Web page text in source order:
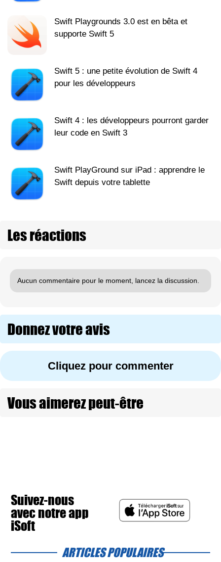
Swift Playgrounds 3.0 est en bêta et
supporte Swift 5
Swift 5 : une petite évolution de Swift 4
pour les développeurs
Swift 4 : les développeurs pourront garder
leur code en Swift 3
Swift PlayGround sur iPad : apprendre le
Swift depuis votre tablette
Les réactions
Aucun commentaire pour le moment, lancez la discussion.
Donnez votre avis
Cliquez pour commenter
Vous aimerez peut-être
Suivez-nous
avec notre app
iSoft
ARTICLES POPULAIRES